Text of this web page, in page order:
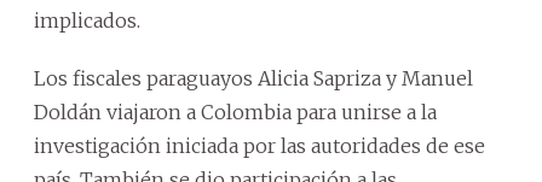
implicados.
Los fiscales paraguayos Alicia Sapriza y Manuel
Doldán viajaron a Colombia para unirse a la
investigación iniciada por las autoridades de ese